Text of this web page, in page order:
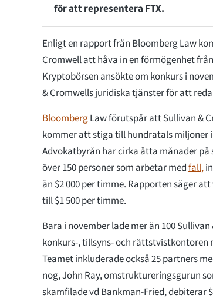
för att representera FTX.
Enligt en rapport från Bloomberg Law
Cromwell att håva in en förmögenhet
Kryptobörsen ansökte om konkurs i
& Cromwells juridiska tjänster för att
BloombergLaw förutspår att Sullivan &
kommer att stiga till hundratals miljoner
Advokatbyrån har cirka åtta månader på
över 150 personer som arbetar medfall,
än $2 000 per timme. Rapporten säger
till $1 500 per timme.
Bara i november lade mer än 100
konkurs-, tillsyns- och rättstvistkontoren
Teamet inkluderade också 25 partners
nog, John Ray, omstruktureringsgurun
skamfilade vd Bankman-Fried, debiterar